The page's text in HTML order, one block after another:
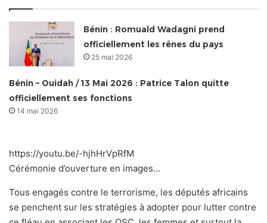
Bénin : Romuald Wadagni prend
officiellement les rênes du pays
25 mai 2026
Bénin – Ouidah / 13 Mai 2026 : Patrice Talon quitte
officiellement ses fonctions
14 mai 2026
https://youtu.be/-hjhHrVpRfM
Cérémonie d’ouverture en images…
Tous engagés contre le terrorisme, les députés africains
se penchent sur les stratégies à adopter pour lutter contre